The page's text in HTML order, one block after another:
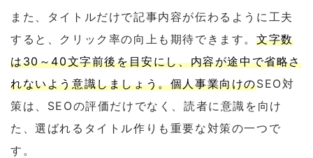
また、タイトルだけで記事内容が伝わるように工夫
すると、クリック率の向上も期待できます。文字数
は30～40文字前後を目安にし、内容が途中で省略さ
れないよう意識しましょう。個人事業向けのSEO対
策は、SEOの評価だけでなく、読者に意識を向け
た、選ばれるタイトル作りも重要な対策の一つで
す。